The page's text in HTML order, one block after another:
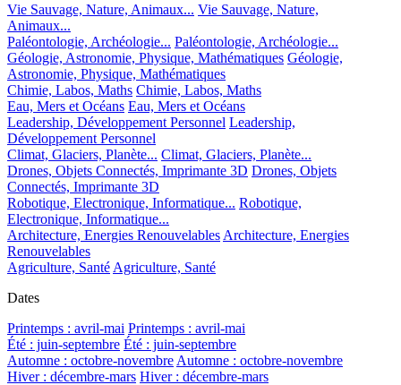
Vie Sauvage, Nature, Animaux... Vie Sauvage, Nature,
Animaux...
Paléontologie, Archéologie... Paléontologie, Archéologie...
Géologie, Astronomie, Physique, Mathématiques Géologie,
Astronomie, Physique, Mathématiques
Chimie, Labos, Maths Chimie, Labos, Maths
Eau, Mers et Océans Eau, Mers et Océans
Leadership, Développement Personnel Leadership,
Développement Personnel
Climat, Glaciers, Planète... Climat, Glaciers, Planète...
Drones, Objets Connectés, Imprimante 3D Drones, Objets
Connectés, Imprimante 3D
Robotique, Electronique, Informatique... Robotique,
Electronique, Informatique...
Architecture, Energies Renouvelables Architecture, Energies
Renouvelables
Agriculture, Santé Agriculture, Santé
Dates
Printemps : avril-mai Printemps : avril-mai
Été : juin-septembre Été : juin-septembre
Automne : octobre-novembre Automne : octobre-novembre
Hiver : décembre-mars Hiver : décembre-mars